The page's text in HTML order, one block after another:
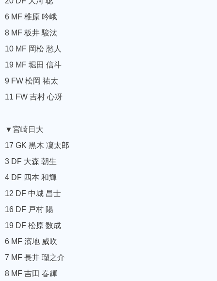
6 MF 椎原 吟峨
8 MF 板井 駿汰
10 MF 岡松 愁人
19 MF 堀田 信斗
9 FW 松岡 祐太
11 FW 吉村 心冴
▼宮崎日大
17 GK 黒木 凜太郎
3 DF 大森 朝生
4 DF 四本 和輝
12 DF 中城 昌士
16 DF 戸村 陽
19 DF 松原 数成
6 MF 濱地 威吹
7 MF 長井 瑠之介
8 MF 吉田 春輝